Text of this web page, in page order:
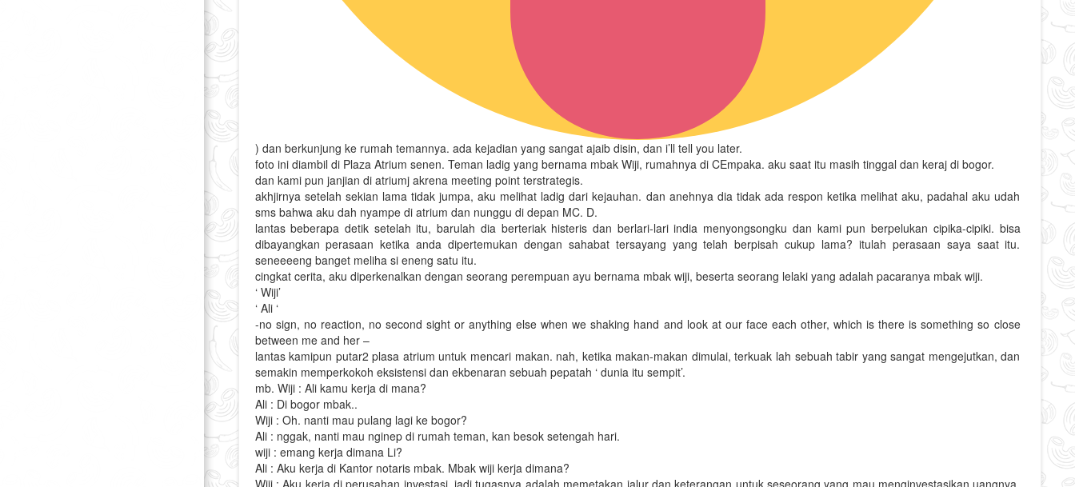
) dan berkunjung ke rumah temannya. ada kejadian yang sangat ajaib disin, dan i’ll tell you later.
foto ini diambil di Plaza Atrium senen. Teman ladig yang bernama mbak Wiji, rumahnya di CEmpaka. aku saat itu masih tinggal dan keraj di bogor.
dan kami pun janjian di atriumj akrena meeting point terstrategis.
akhjirnya setelah sekian lama tidak jumpa, aku melihat ladig dari kejauhan. dan anehnya dia tidak ada respon ketika melihat aku, padahal aku udah
sms bahwa aku dah nyampe di atrium dan nunggu di depan MC. D.
lantas beberapa detik setelah itu, barulah dia berteriak histeris dan berlari-lari india menyongsongku dan kami pun berpelukan cipika-cipiki. bisa
dibayangkan perasaan ketika anda dipertemukan dengan sahabat tersayang yang telah berpisah cukup lama? itulah perasaan saya saat itu.
seneeeeng banget meliha si eneng satu itu.
cingkat cerita, aku diperkenalkan dengan seorang perempuan ayu bernama mbak wiji, beserta seorang lelaki yang adalah pacaranya mbak wiji.
‘ Wiji’
‘ Ali ‘
-no sign, no reaction, no second sight or anything else when we shaking hand and look at our face each other, which is there is something so close
between me and her –
lantas kamipun putar2 plasa atrium untuk mencari makan. nah, ketika makan-makan dimulai, terkuak lah sebuah tabir yang sangat mengejutkan, dan
semakin memperkokoh eksistensi dan ekbenaran sebuah pepatah ‘ dunia itu sempit’.
mb. Wiji : Ali kamu kerja di mana?
Ali : Di bogor mbak..
Wiji : Oh. nanti mau pulang lagi ke bogor?
Ali : nggak, nanti mau nginep di rumah teman, kan besok setengah hari.
wiji : emang kerja dimana Li?
Ali : Aku kerja di Kantor notaris mbak. Mbak wiji kerja dimana?
Wiji : Aku kerja di perusahan investasi, jadi tugasnya adalah memetakan jalur dan keterangan untuk seseorang yang mau menginvestasikan uangnya.